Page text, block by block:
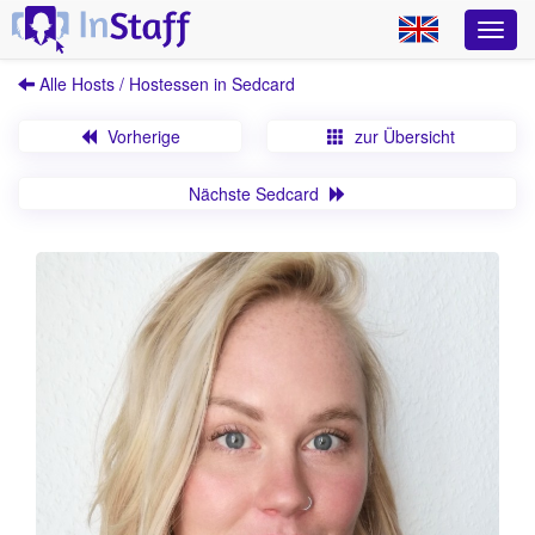
Alle Hosts / Hostessen in Sedcard
Vorherige zur Übersicht
Nächste Sedcard